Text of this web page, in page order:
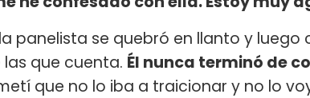
panelista se quebró en llanto y luego
que cuenta. Él nunca terminó de
que no lo iba a traicionar y no lo